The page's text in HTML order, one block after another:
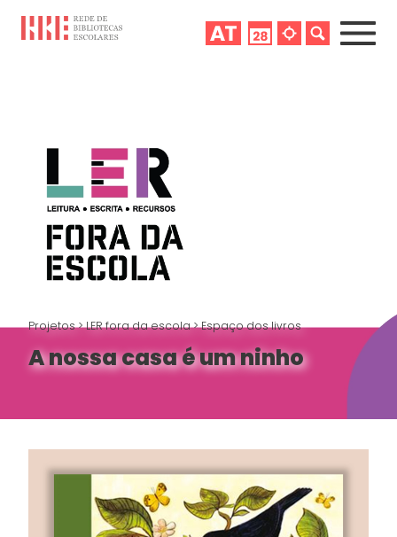
Projetos>LER fora da escola>Espaço dos livros
A nossa casa é um ninho